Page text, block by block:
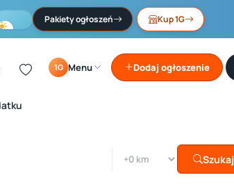
Pakiety ogłoszeń Kup 1G
1G Menu Dodaj ogłoszenie
Szukaj